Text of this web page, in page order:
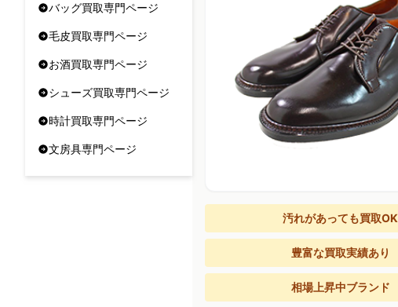
バッグ買取専門ページ
毛皮買取専門ページ
お酒買取専門ページ
シューズ買取専門ページ
時計買取専門ページ
文房具専門ページ
汚れがあっても買取OK
豊富な買取実績あり
相場上昇中ブランド